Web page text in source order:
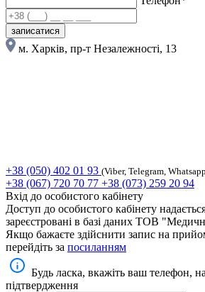
записатися
м. Харків, пр-т Незалежності, 13
+38 (050) 402 01 93 (Viber, Telegram,
+38 (067) 720 70 77 +38 (073) 259 20 94
Вхід до особистого кабінету
Доступ до особистого кабінету
зареєстровані в базі даних ТОВ
Якщо бажаєте здійснити запис на
перейдіть за посиланням
Будь ласка, вкажіть ваш телефон,
підтвердження